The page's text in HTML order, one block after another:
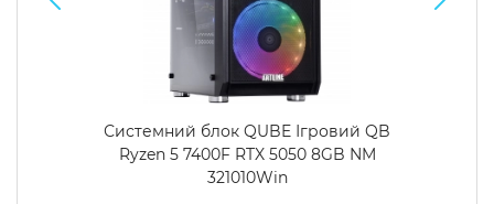
Системний блок QUBE Ігровий QB
Ryzen 5 7400F RTX 5050 8GB NM
321010Win